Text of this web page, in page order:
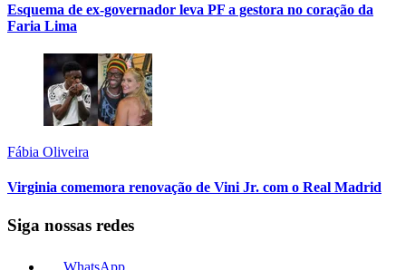
Esquema de ex-governador leva PF a gestora no coração da
Faria Lima
Fábia Oliveira
Virginia comemora renovação de Vini Jr. com o Real Madrid
Siga nossas redes